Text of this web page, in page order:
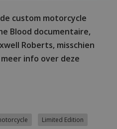
custom motorcycle
Blood documentaire,
Roberts, misschien
info over deze
Limited Edition